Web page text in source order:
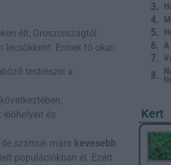
élt, Oroszországtól
lecsökkent. Ennek fő okai:
testrészei a
és
számuk mára kevesebb
populációkban él. Ezért
Kert